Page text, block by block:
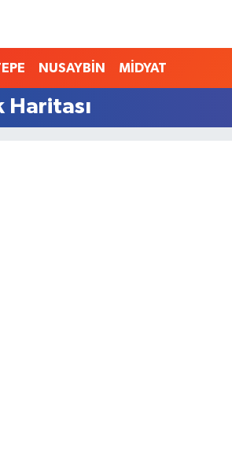
NUSAYBİN MİDYAT
Haritası